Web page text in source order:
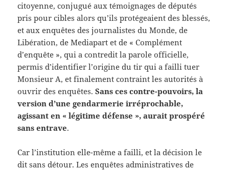
citoyenne, conjugué aux témoignages de députés
pris pour cibles alors qu’ils protégeaient des blessés,
et aux enquêtes des journalistes du Monde, de
Libération, de Mediapart et de « Complément
d’enquête », qui a contredit la parole officielle,
permis d’identifier l’origine du tir qui a failli tuer
Monsieur A, et finalement contraint les autorités à
ouvrir des enquêtes.Sans ces contre-pouvoirs, la
version d’une gendarmerie irréprochable,
agissant en « légitime défense », aurait prospéré
sans entrave.
Car l’institution elle-même a failli, et la décision le
dit sans détour. Les enquêtes administratives de